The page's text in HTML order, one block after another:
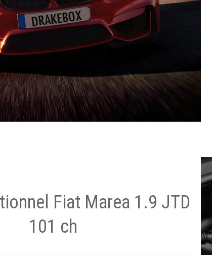
Fiat Marea 1.9 JTD
101 ch